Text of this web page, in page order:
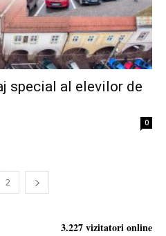
special al elevilor de
0
2
3.227 vizitatori online